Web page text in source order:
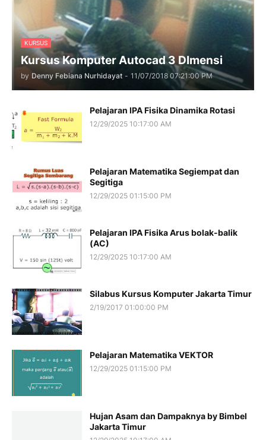
KURSUS
Kursus Komputer Autocad 3 DImensi
by Denny Febiana Nurhidayat - 11/07/2018 07:21:00 PM
Pelajaran IPA Fisika Dinamika Rotasi
12/29/2025 10:17:00 AM
Pelajaran Matematika Segiempat dan
Segitiga
12/29/2025 01:15:00 PM
Pelajaran IPA Fisika Arus bolak-balik
(AC)
12/29/2025 10:17:00 AM
Silabus Kursus Komputer Jakarta Timur
2/19/2017 01:00:00 PM
Pelajaran Matematika VEKTOR
12/29/2025 01:15:00 PM
Hujan Asam dan Dampaknya by Bimbel
Jakarta Timur